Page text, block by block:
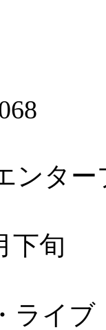
ンター
下旬
ライブ